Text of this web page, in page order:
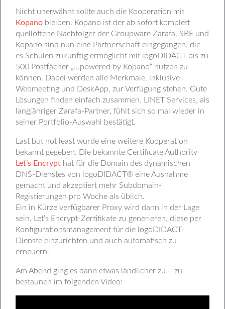
Nicht unerwähnt sollte auch die Kooperation mit
Kopano bleiben. Kopano ist der ab sofort komplett
quelloffene Nachfolger der Groupware Zarafa. SBE und
Kopano sind nun eine Partnerschaft eingegangen, die
es Schulen zukünftig ermöglicht mit logoDIDACT bis zu
500 Postfächer „…powered by Kopano“ nutzen zu
können. Dabei werden alle Merkmale, inklusive
Webmeeting und DeskApp, zur Verfügung stehen. Gute
Lösungen finden einfach zusammen. LINET Services, als
langjähriger Zarafa-Partner, fühlt sich so mal wieder in
seiner Portfolio-Auswahl bestätigt.
Last but not least wurde eine weitere Kooperation
bekannt gegeben. Die bekannte Certificate Authority
Let’s Encrypt hat für die Domain des dynamischen
DNS-Dienstes von logoDIDACT® eine Ausnahme
gemacht und akzeptiert mehr Subdomain-
Registierungen pro Woche als üblich.
Ein in Kürze verfügbarer Proxy wird dann in der Lage
sein, Let’s Encrypt-Zertifikate zu generieren, diese per
Konfigurationsmanagement für die logoDIDACT-
Dienste einzurichten und auch automatisch zu
erneuern.
Am Abend ging es dann etwas ländlicher zu – zu
bestaunen im folgenden Video: